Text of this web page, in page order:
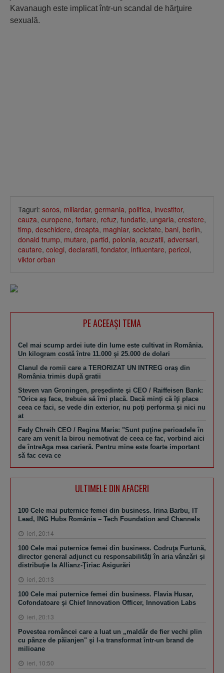
Kavanaugh este implicat într-un scandal de hărţuire
sexuală.
Taguri: soros, miliardar, germania, politica, investitor,
cauza, europene, fortare, refuz, fundatie, ungaria, crestere,
timp, deschidere, dreapta, maghiar, societate, bani, berlin,
donald trump, mutare, partid, polonia, acuzatii, adversari,
cautare, colegi, declaratii, fondator, influentare, pericol,
viktor orban
PE ACEEAŞI TEMA
Cel mai scump ardei iute din lume este cultivat in România.
Un kilogram costă între 11.000 şi 25.000 de dolari
Clanul de romii care a TERORIZAT UN INTREG oraş din
România trimis după gratii
Steven van Groningen, preşedinte şi CEO / Raiffeisen Bank:
"Orice aş face, trebuie să îmi placă. Dacă minţi că îţi place
ceea ce faci, se vede din exterior, nu poţi performa şi nici nu
at
Fady Chreih CEO / Regina Maria: "Sunt puţine perioadele în
care am venit la birou nemotivat de ceea ce fac, vorbind aici
de întreAga mea carieră. Pentru mine este foarte important
să fac ceva ce
ULTIMELE DIN AFACERI
100 Cele mai puternice femei din business. Irina Barbu, IT
Lead, ING Hubs România – Tech Foundation and Channels
ieri, 20:14
100 Cele mai puternice femei din business. Codruţa Furtună,
director general adjunct cu responsabilităţi în aria vânzări şi
distribuţie la Allianz-Ţiriac Asigurări
ieri, 20:13
100 Cele mai puternice femei din business. Flavia Husar,
Cofondatoare şi Chief Innovation Officer, Innovation Labs
ieri, 20:13
Povestea româncei care a luat un „maldăr de fier vechi plin
cu pânze de păianjen" şi l-a transformat într-un brand de
milioane
ieri, 10:50